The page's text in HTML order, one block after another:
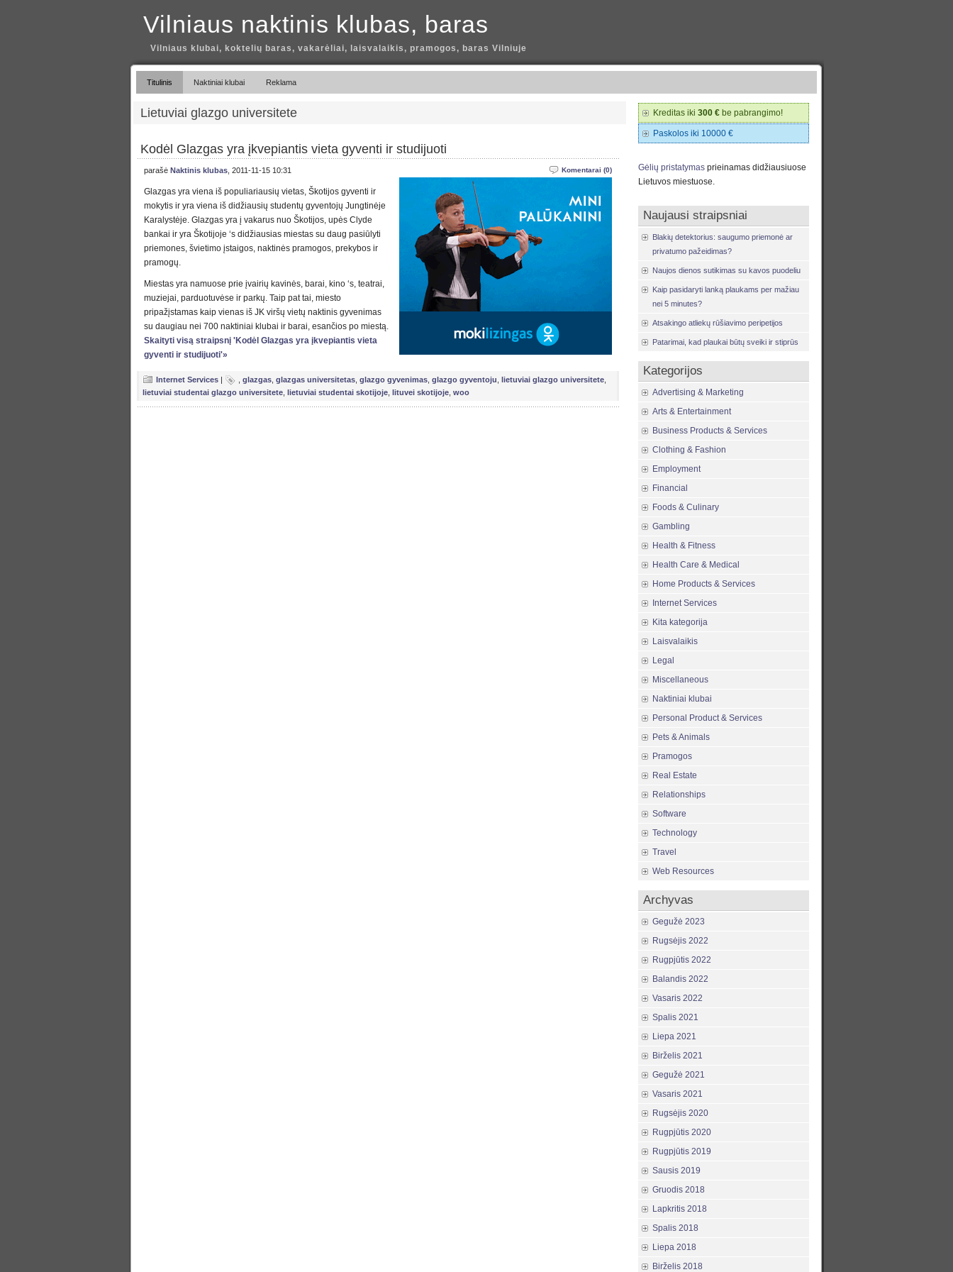
Vilniaus naktinis klubas, baras
Vilniaus klubai, koktelių baras, vakarėliai, laisvalaikis, pramogos, baras Vilniuje
Titulinis Naktiniai klubai Reklama
Lietuviai glazgo universitete
Kodėl Glazgas yra įkvepiantis vieta gyventi ir studijuoti
Komentarai (0)
parašė Naktinis klubas , 2011-11-15 10:31
Glazgas yra viena iš populiariausių vietas, Škotijos gyventi ir
mokytis ir yra viena iš didžiausių studentų gyventojų Jungtinėje
Karalystėje. Glazgas yra į vakarus nuo Škotijos, upės Clyde
bankai ir yra Škotijoje ‘s didžiausias miestas su daug pasiūlyti
priemones, švietimo įstaigos, naktinės pramogos, prekybos ir
pramogų.
Miestas yra namuose prie įvairių kavinės, barai, kino ‘s, teatrai,
muziejai, parduotuvėse ir parkų. Taip pat tai, miesto
pripažįstamas kaip vienas iš JK viršų vietų naktinis gyvenimas
su daugiau nei 700 naktiniai klubai ir barai, esančios po miestą.
Skaityti visą straipsnį 'Kodėl Glazgas yra įkvepiantis vieta
gyventi ir studijuoti'»
Internet Services | glazgas glazgas universitetas glazgo gyvenimas glazgo gyventoju lietuviai glazgo universitete
lietuviai studentai glazgo universitete lietuviai studentai skotijoje lituvei skotijoje woo
Kreditas iki 300 € be pabrangimo!
Paskolos iki 10000 €
Gėlių pristatymas prieinamas didžiausiuose
Lietuvos miestuose.
Naujausi straipsniai
Blakių detektorius: saugumo priemonė ar
privatumo pažeidimas?
Naujos dienos sutikimas su kavos puodeliu
Kaip pasidaryti lanką plaukams per mažiau
nei 5 minutes?
Atsakingo atliekų rūšiavimo peripetijos
Patarimai, kad plaukai būtų sveiki ir stiprūs
Kategorijos
Advertising & Marketing
Arts & Entertainment
Business Products & Services
Clothing & Fashion
Employment
Financial
Foods & Culinary
Gambling
Health & Fitness
Health Care & Medical
Home Products & Services
Internet Services
Kita kategorija
Laisvalaikis
Legal
Miscellaneous
Naktiniai klubai
Personal Product & Services
Pets & Animals
Pramogos
Real Estate
Relationships
Software
Technology
Travel
Web Resources
Archyvas
Gegužė 2023
Rugsėjis 2022
Rugpjūtis 2022
Balandis 2022
Vasaris 2022
Spalis 2021
Liepa 2021
Birželis 2021
Gegužė 2021
Vasaris 2021
Rugsėjis 2020
Rugpjūtis 2020
Rugpjūtis 2019
Sausis 2019
Gruodis 2018
Lapkritis 2018
Spalis 2018
Liepa 2018
Birželis 2018